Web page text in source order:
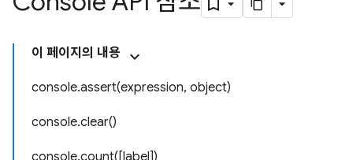
이 페이지의 내용
console.assert(expression, object)
console.clear()
console.count([label])